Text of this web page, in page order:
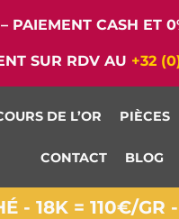
– PAIEMENT CASH ET
SUR RDV AU +32
DE L’OR PIÈCES
CONTACT BLOG
- 18K = 110€/GR